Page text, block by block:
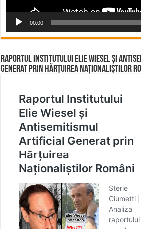
00:00
Raportul Institutului Elie Wiesel și
Generat prin Hărțuirea Naționaliștilor